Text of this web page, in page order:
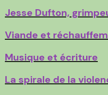
Jesse Dufton,
Viande et
Musique et écriture
La spirale de la